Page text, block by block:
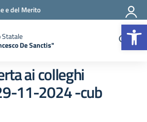
e del Merito
Statale
De Sanctis"
ai colleghi
11-2024 -cub